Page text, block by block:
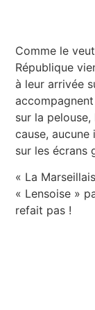
Comme le
République
à leur arrivée
sur la
cause, aucune
sur les écrans
« La
« Lensoise »
refait pas !